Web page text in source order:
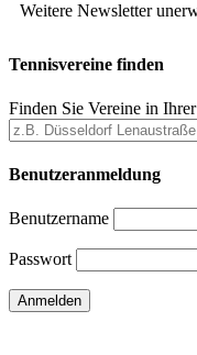
Weitere Newsletter
Tennisvereine finden
Finden Sie Vereine in
Benutzeranmeldung
Benutzername
Passwort